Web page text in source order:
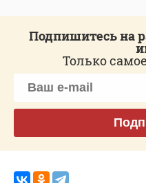
Подпишитесь на
Только